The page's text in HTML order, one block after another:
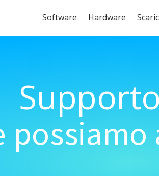
Software Hardware